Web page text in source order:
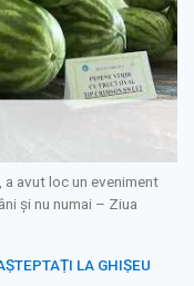
avut loc un eveniment
şi nu numai – Ziua
LA GHIȘEU